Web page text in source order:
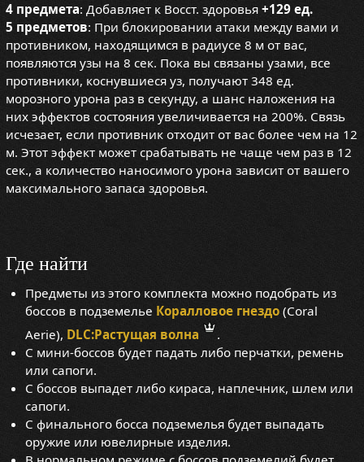
4 предмета: Добавляет к Восст. здоровья +129 ед.
5 предметов: При блокировании атаки между вами и
противником, находящимся в радиусе 8 м от вас,
появляются узы на 8 сек. Пока вы связаны узами, все
противники, коснувшиеся уз, получают 348 ед.
морозного урона раз в секунду, а шанс наложения на
них эффектов состояния увеличивается на 200%. Связь
исчезает, если противник отходит от вас более чем на 12
м. Этот эффект может срабатывать не чаще чем раз в 12
сек., а количество наносимого урона зависит от вашего
максимального запаса здоровья.
Где найти
Предметы из этого комплекта можно подобрать из
боссов в подземелье Коралловое гнездо (Coral
Aerie), DLC:Растущая волна
.
С мини-боссов будет падать либо перчатки, ремень
или сапоги.
С боссов выпадет либо кираса, наплечник, шлем или
сапоги.
С финального босса подземелья будет выпадать
оружие или ювелирные изделия.